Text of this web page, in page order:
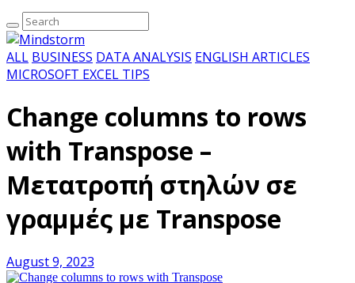
ALL BUSINESS DATA ANALYSIS ENGLISH ARTICLES
MICROSOFT EXCEL TIPS
Change columns to rows
with Transpose –
Μετατροπή στηλών σε
γραμμές με Transpose
August 9, 2023